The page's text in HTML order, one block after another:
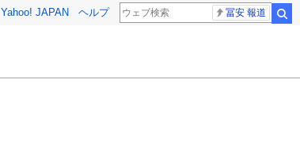
Yahoo! JAPAN ヘルプ 冨安 報道